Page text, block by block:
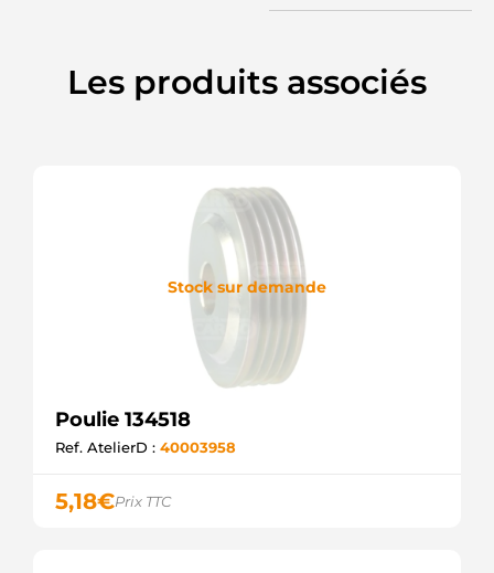
Les produits associés
Stock sur demande
Poulie 134518
Ref. AtelierD : 40003958
5,18€Prix TTC